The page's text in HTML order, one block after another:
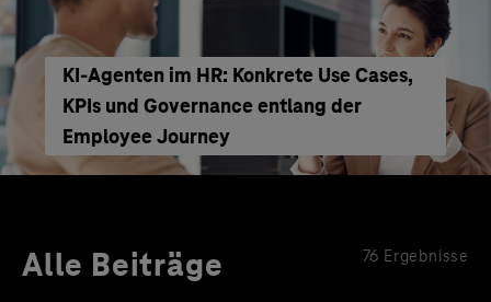
KI‑Agenten im HR: Konkrete Use Cases,
KPIs und Governance entlang der
Employee Journey
Alle Beiträge 76 Ergebnisse